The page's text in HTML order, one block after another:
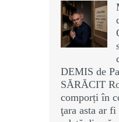
DEMIS de
SĂRĂCIT
comporți în
ţara asta ar fi